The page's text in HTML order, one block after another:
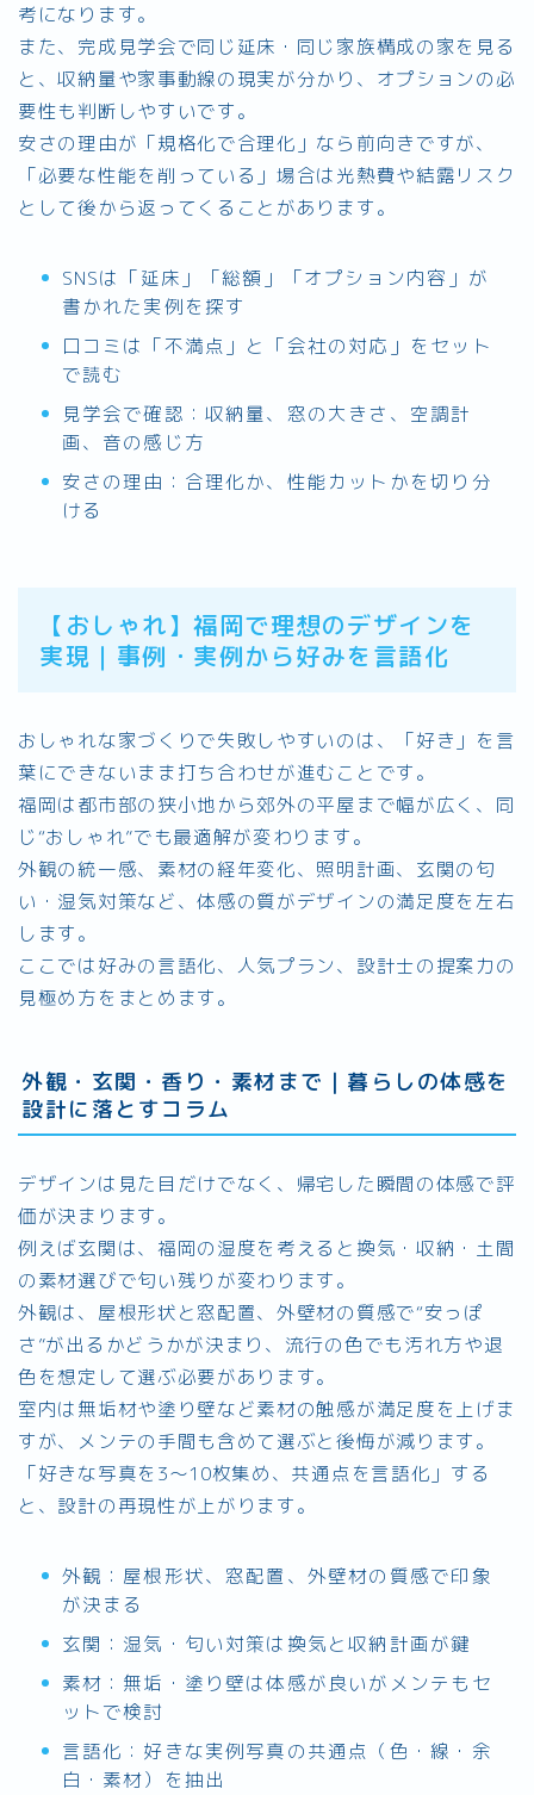
考になります。
また、完成見学会で同じ延床・同じ家族構成の家を見る
と、収納量や家事動線の現実が分かり、オプションの必
要性も判断しやすいです。
安さの理由が「規格化で合理化」なら前向きですが、
「必要な性能を削っている」場合は光熱費や結露リスク
として後から返ってくることがあります。
SNSは「延床」「総額」「オプション内容」が
書かれた実例を探す
口コミは「不満点」と「会社の対応」をセット
で読む
見学会で確認：収納量、窓の大きさ、空調計
画、音の感じ方
安さの理由：合理化か、性能カットかを切り分
ける
【おしゃれ】福岡で理想のデザインを
実現｜事例・実例から好みを言語化
おしゃれな家づくりで失敗しやすいのは、「好き」を言
葉にできないまま打ち合わせが進むことです。
福岡は都市部の狭小地から郊外の平屋まで幅が広く、同
じ“おしゃれ”でも最適解が変わります。
外観の統一感、素材の経年変化、照明計画、玄関の匂
い・湿気対策など、体感の質がデザインの満足度を左右
します。
ここでは好みの言語化、人気プラン、設計士の提案力の
見極め方をまとめます。
外観・玄関・香り・素材まで｜暮らしの体感を
設計に落とすコラム
デザインは見た目だけでなく、帰宅した瞬間の体感で評
価が決まります。
例えば玄関は、福岡の湿度を考えると換気・収納・土間
の素材選びで匂い残りが変わります。
外観は、屋根形状と窓配置、外壁材の質感で“安っぽ
さ”が出るかどうかが決まり、流行の色でも汚れ方や退
色を想定して選ぶ必要があります。
室内は無垢材や塗り壁など素材の触感が満足度を上げま
すが、メンテの手間も含めて選ぶと後悔が減ります。
「好きな写真を3〜10枚集め、共通点を言語化」する
と、設計の再現性が上がります。
外観：屋根形状、窓配置、外壁材の質感で印象
が決まる
玄関：湿気・匂い対策は換気と収納計画が鍵
素材：無垢・塗り壁は体感が良いがメンテもセ
ットで検討
言語化：好きな実例写真の共通点（色・線・余
白・素材）を抽出